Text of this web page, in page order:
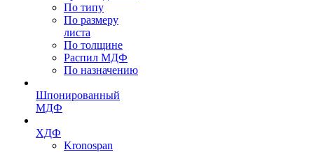
По типу
По размеру
листа
По толщине
Распил МДФ
По назначению
Шпонированный
МДФ
ХДФ
Kronospan